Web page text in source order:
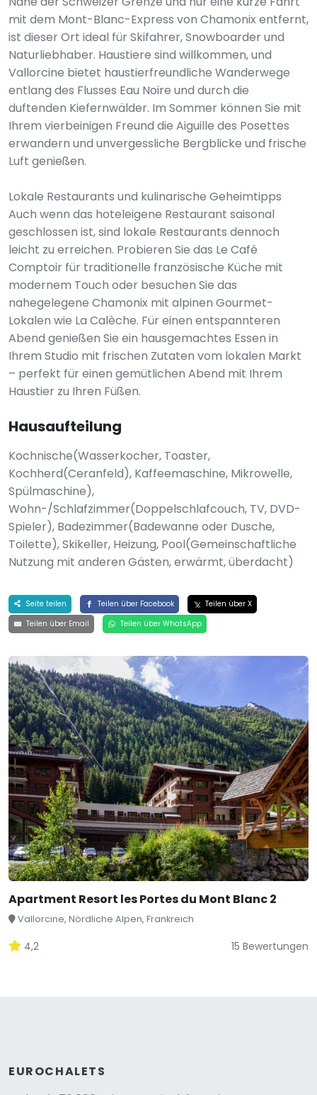
mit dem Mont-Blanc-Express von Chamonix entfernt,
ist dieser Ort ideal für Skifahrer, Snowboarder und
Naturliebhaber. Haustiere sind willkommen, und
Vallorcine bietet haustierfreundliche Wanderwege
entlang des Flusses Eau Noire und durch die
duftenden Kiefernwälder. Im Sommer können Sie mit
Ihrem vierbeinigen Freund die Aiguille des Posettes
erwandern und unvergessliche Bergblicke und frische
Luft genießen.
Lokale Restaurants und kulinarische Geheimtipps
Auch wenn das hoteleigene Restaurant saisonal
geschlossen ist, sind lokale Restaurants dennoch
leicht zu erreichen. Probieren Sie das Le Café
Comptoir für traditionelle französische Küche mit
modernem Touch oder besuchen Sie das
nahegelegene Chamonix mit alpinen Gourmet-
Lokalen wie La Calèche. Für einen entspannteren
Abend genießen Sie ein hausgemachtes Essen in
Ihrem Studio mit frischen Zutaten vom lokalen Markt
– perfekt für einen gemütlichen Abend mit Ihrem
Haustier zu Ihren Füßen.
Hausaufteilung
Kochnische(Wasserkocher, Toaster,
Kochherd(Ceranfeld), Kaffeemaschine, Mikrowelle,
Spülmaschine),
Wohn-/Schlafzimmer(Doppelschlafcouch, TV, DVD-
Spieler), Badezimmer(Badewanne oder Dusche,
Toilette), Skikeller, Heizung, Pool(Gemeinschaftliche
Nutzung mit anderen Gästen, erwärmt, überdacht)
Seite teilen Teilen über Facebook
Teilen über X
Teilen über Email
Teilen über WhatsApp
Apartment Resort les Portes du Mont Blanc 2
Vallorcine, Nördliche Alpen, Frankreich
4,2 15 Bewertungen
EUROCHALETS